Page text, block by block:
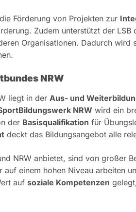
Förderung von Projekten zur
Zudem unterstützt der LSB
Organisationen. Dadurch
NRW
liegt in der Aus- und
NRW wird ein
der Basisqualifikation für
deckt das Bildungsangebot alle
NRW anbietet, sind von großer
auf einem hohen Niveau arbeiten
auf soziale Kompetenzen